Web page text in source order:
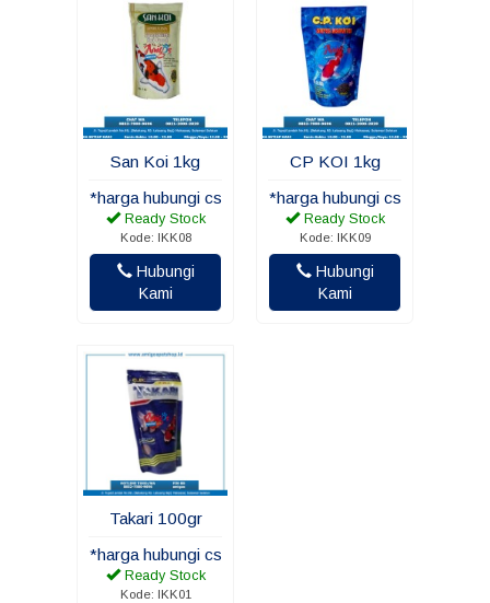
San Koi 1kg
*harga hubungi cs
Ready Stock
Kode: IKK08
Hubungi
Kami
CP KOI 1kg
*harga hubungi cs
Ready Stock
Kode: IKK09
Hubungi
Kami
Takari 100gr
*harga hubungi cs
Ready Stock
Kode: IKK01